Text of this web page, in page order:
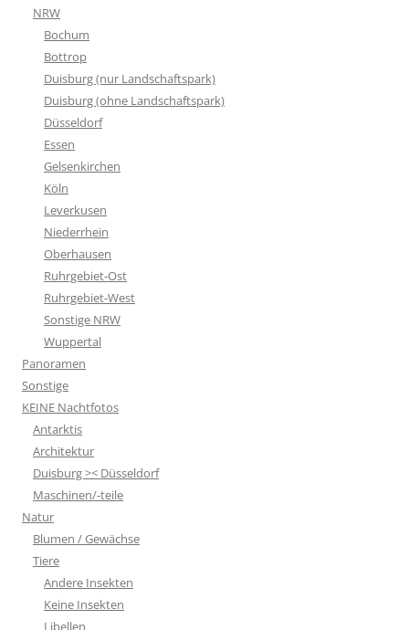
NRW
Bochum
Bottrop
Duisburg (nur Landschaftspark)
Duisburg (ohne Landschaftspark)
Düsseldorf
Essen
Gelsenkirchen
Köln
Leverkusen
Niederrhein
Oberhausen
Ruhrgebiet-Ost
Ruhrgebiet-West
Sonstige NRW
Wuppertal
Panoramen
Sonstige
KEINE Nachtfotos
Antarktis
Architektur
Duisburg >< Düsseldorf
Maschinen/-teile
Natur
Blumen / Gewächse
Tiere
Andere Insekten
Keine Insekten
Libellen